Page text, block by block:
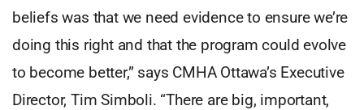
beliefs was that we need evidence to ensure we’re
doing this right and that the program could evolve
to become better,” says CMHA Ottawa’s Executive
Director, Tim Simboli. “There are big, important,